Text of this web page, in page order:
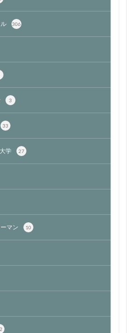
306
3
33
学 27
マン 10